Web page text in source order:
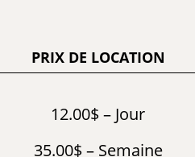
PRIX DE LOCATION
12.00$ – Jour
35.00$ – Semaine